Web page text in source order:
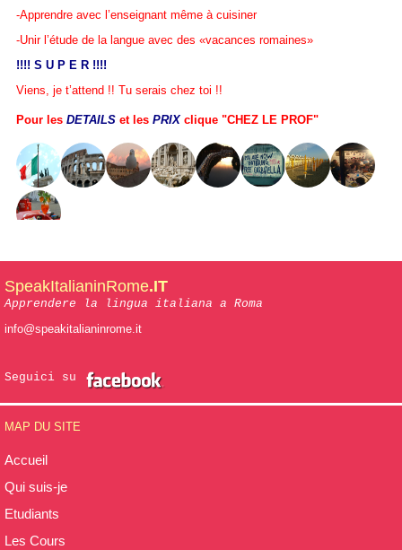
-Apprendre avec l’enseignant même à cuisiner
-Unir l’étude de la langue avec des «vacances romaines»
!!!! S U P E R !!!!
Viens, je t’attend !! Tu serais chez toi !!
Pour les DETAILS et les PRIX clique "CHEZ LE PROF"
SpeakItalianinRome.IT
Apprendere la lingua italiana a Roma
info@speakitalianinrome.it
Seguici su
MAP DU SITE
Accueil
Qui suis-je
Etudiants
Les Cours